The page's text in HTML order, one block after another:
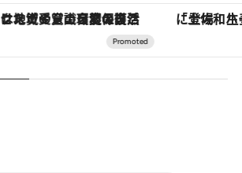
「土佐和ハーブかき氷」がOMO7高知に登場！生姜、山椒、大葉など目にも舌にも涼を呼ぶ郷土の味 ヴァシュロン・コンスタンタ